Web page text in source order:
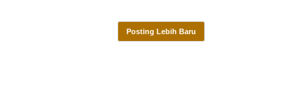
Posting Lebih Baru